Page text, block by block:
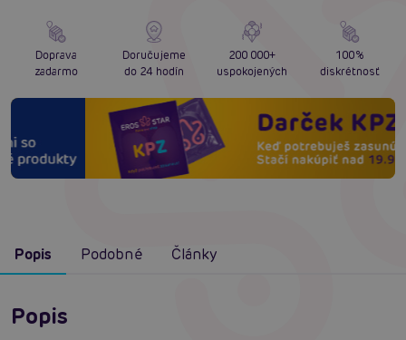
Doprava
zadarmo
Doručujeme
do 24 hodín
200 000+
uspokojených
100%
diskrétnosť
Popis Podobné Články
Popis